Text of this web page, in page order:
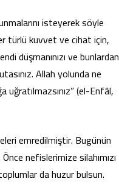
isteyerek söyle
türlü kuvvet ve cihat için,
düşmanınızı ve bunlardan
Allah yolunda ne
uğratılmazsınız” (el-Enfâl,
emredilmiştir. Bugünün
nefislerimize silahımızı
da huzur bulsun.